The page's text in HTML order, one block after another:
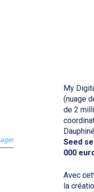
My
(nuage
de 2
Seed
000
Avec
la